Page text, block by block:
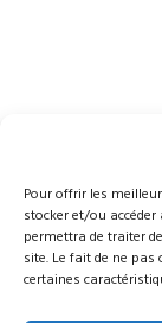
Pour offrir les
stocker et/ou
permettra de traiter
site. Le fait de ne
certaines